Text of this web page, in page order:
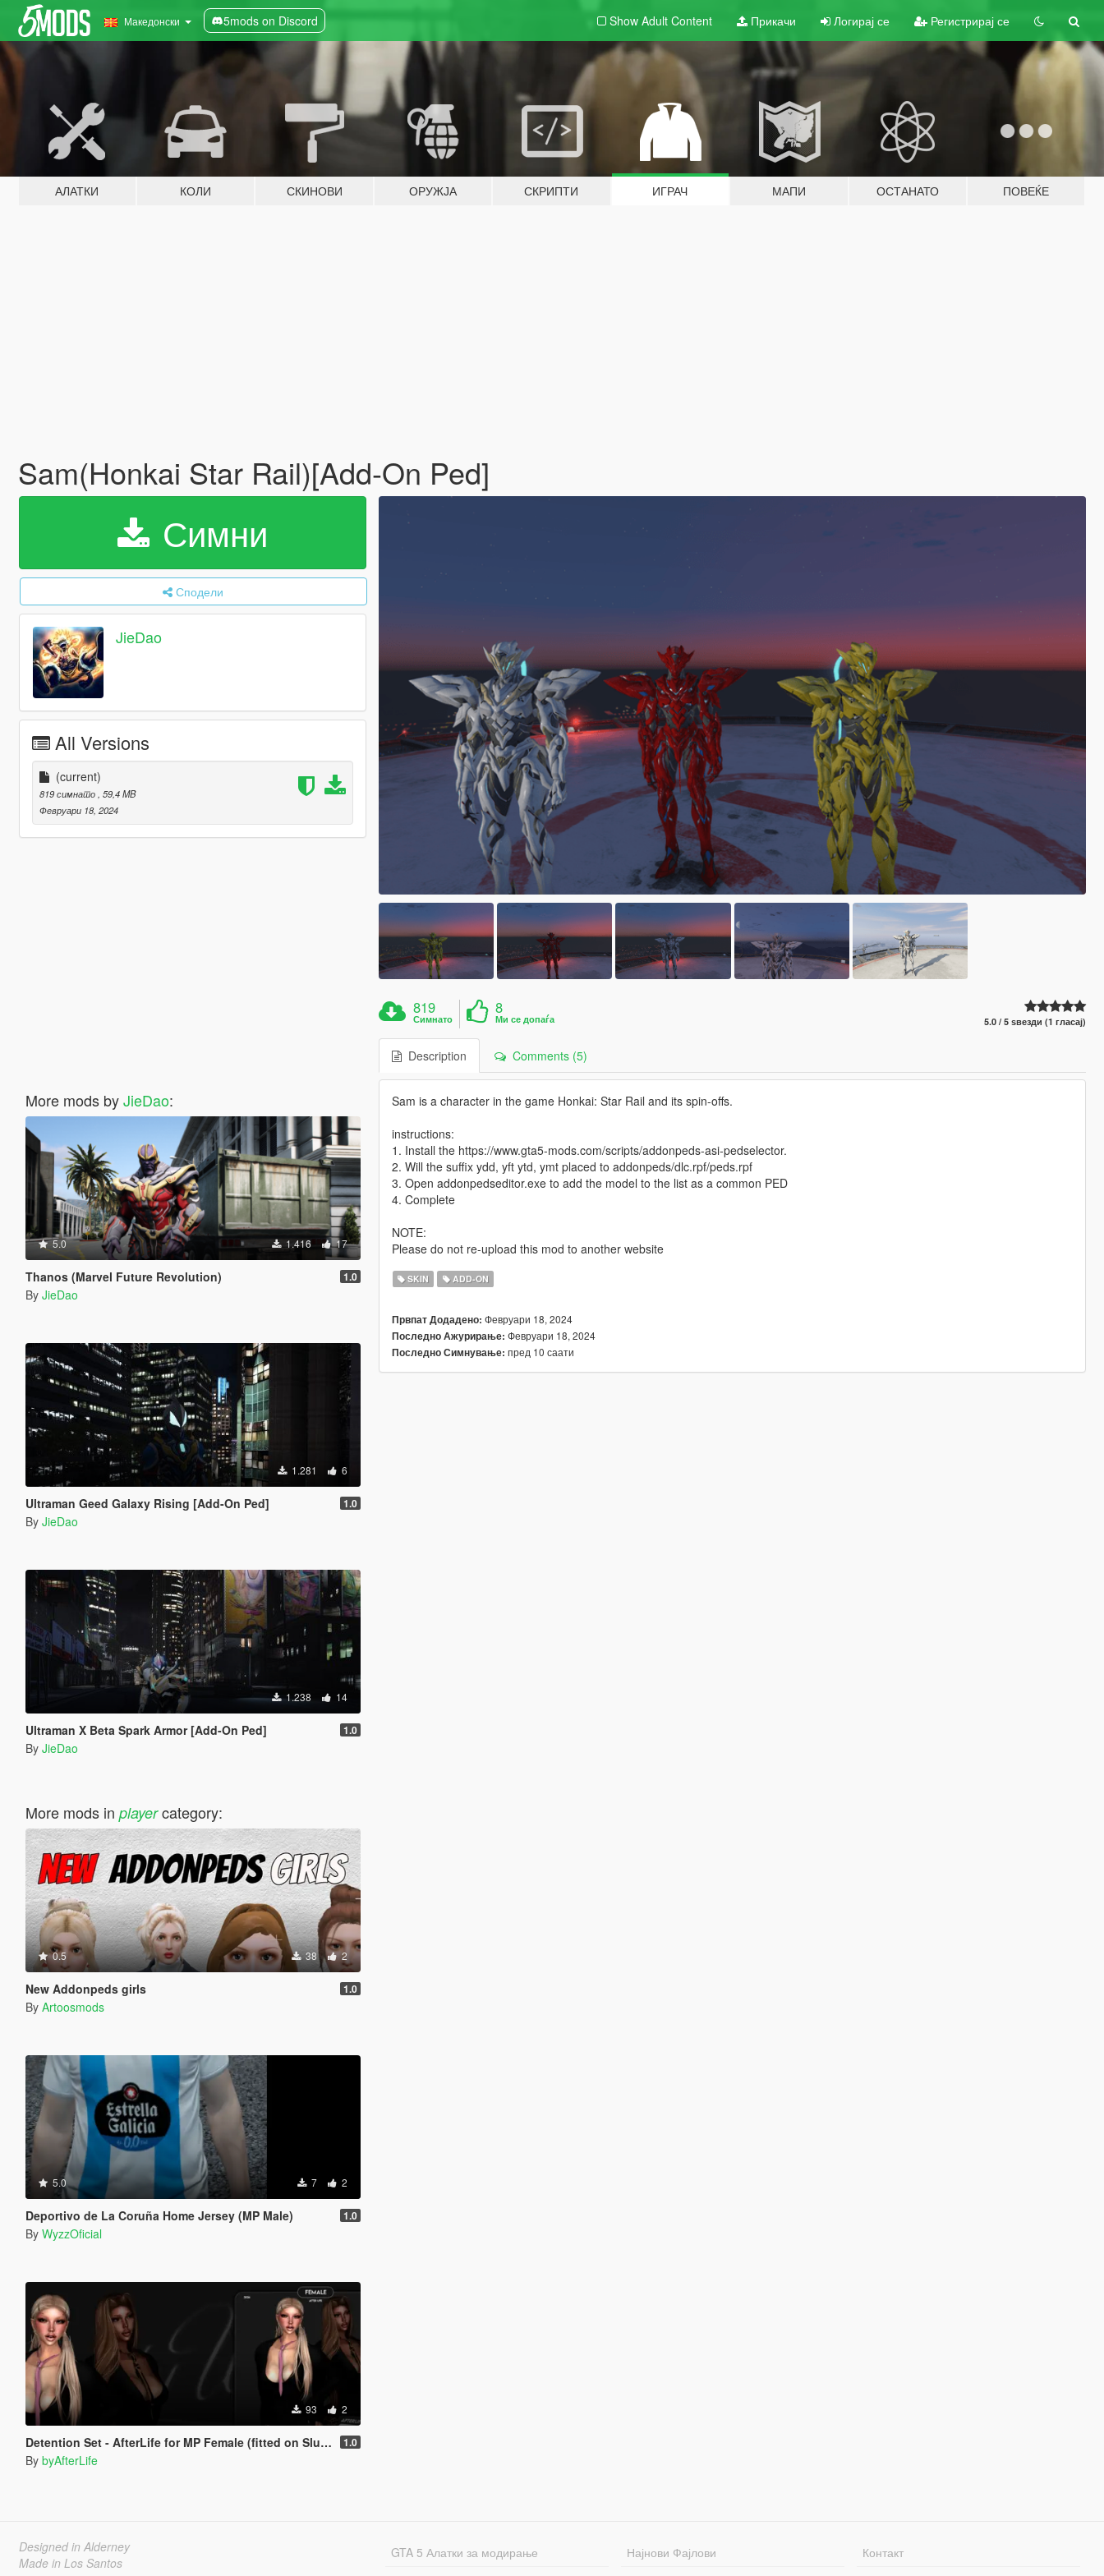
Македонски 5mods on Discord Show Adult Content Прикачи Логирај се Регистрирај се
АЛАТКИ КОЛИ СКИНОВИ ОРУЖЈА СКРИПТИ ИГРАЧ МАПИ ОСТАНАТО ПОВЕЌЕ
Sam(Honkai Star Rail)[Add-On Ped]
Симни
Сподели
JieDao
All Versions
(current)
819 симнато , 59,4 MB
Февруари 18, 2024
More mods byJieDao:
5.0 1.416 17
Thanos (Marvel Future Revolution) 1.0
By JieDao
1.281 6
Ultraman Geed Galaxy Rising [Add-On Ped] 1.0
By JieDao
1.238 14
Ultraman X Beta Spark Armor [Add-On Ped] 1.0
By JieDao
More mods in playercategory:
0.5 38 2
New Addonpeds girls 1.0
By Artoosmods
5.0 7 2
Deportivo de La Coruña Home Jersey (MP Male) 1.0
By WyzzOficial
93 2
Detention Set - AfterLife for MP Female (fitted on Slut Body) 1.0
By byAfterLife
819
Симнато
8
Ми се допаѓа 5.0 / 5 ѕвезди (1 гласај)
Description Comments (5)
Sam is a character in the game Honkai: Star Rail and its spin-offs.
instructions:
1. Install the https://www.gta5-mods.com/scripts/addonpeds-asi-pedselector.
2. Will the suffix ydd, yft ytd, ymt placed to addonpeds/dlc.rpf/peds.rpf
3. Open addonpedseditor.exe to add the model to the list as a common PED
4. Complete
NOTE:
Please do not re-upload this mod to another website
SKIN ADD-ON
Првпат Додадено: Февруари 18, 2024
Последно Ажурирање: Февруари 18, 2024
Последно Симнување: пред 10 саати
Designed in Alderney
Made in Los Santos
GTA 5 Алатки за модирање
Најнови Фајлови
Контакт